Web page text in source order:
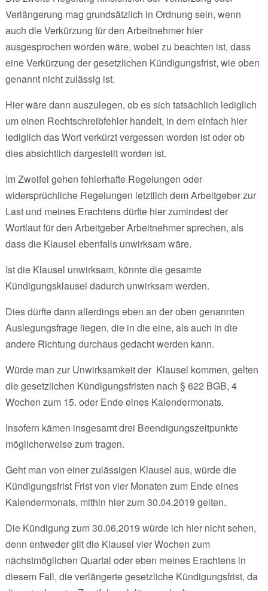
Verlängerung mag grundsätzlich in Ordnung sein, wenn
auch die Verkürzung für den Arbeitnehmer hier
ausgesprochen worden wäre, wobei zu beachten ist, dass
eine Verkürzung der gesetzlichen Kündigungsfrist, wie oben
genannt nicht zulässig ist.
Hier wäre dann auszulegen, ob es sich tatsächlich lediglich
um einen Rechtschreibfehler handelt, in dem einfach hier
lediglich das Wort verkürzt vergessen worden ist oder ob
dies absichtlich dargestellt worden ist.
Im Zweifel gehen fehlerhafte Regelungen oder
widersprüchliche Regelungen letztlich dem Arbeitgeber zur
Last und meines Erachtens dürfte hier zumindest der
Wortlaut für den Arbeitgeber Arbeitnehmer sprechen, als
dass die Klausel ebenfalls unwirksam wäre.
Ist die Klausel unwirksam, könnte die gesamte
Kündigungsklausel dadurch unwirksam werden.
Dies dürfte dann allerdings eben an der oben genannten
Auslegungsfrage liegen, die in die eine, als auch in die
andere Richtung durchaus gedacht werden kann.
Würde man zur Unwirksamkeit der Klausel kommen, gelten
die gesetzlichen Kündigungsfristen nach § 622 BGB, 4
Wochen zum 15. oder Ende eines Kalendermonats.
Insofern kämen insgesamt drei Beendigungszeitpunkte
möglicherweise zum tragen.
Geht man von einer zulässigen Klausel aus, würde die
Kündigungsfrist Frist von vier Monaten zum Ende eines
Kalendermonats, mithin hier zum 30.04.2019 gelten.
Die Kündigung zum 30.06.2019 würde ich hier nicht sehen,
denn entweder gilt die Klausel vier Wochen zum
nächstmöglichen Quartal oder eben meines Erachtens in
diesem Fall, die verlängerte gesetzliche Kündigungsfrist, da